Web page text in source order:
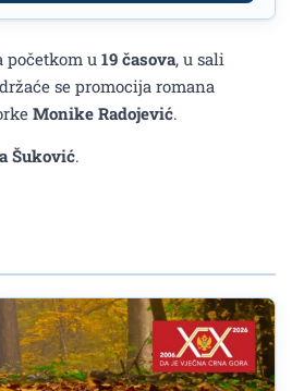
početkom u 19 časova, u sali
se promocija romana
Monike Radojević.
Šuković.